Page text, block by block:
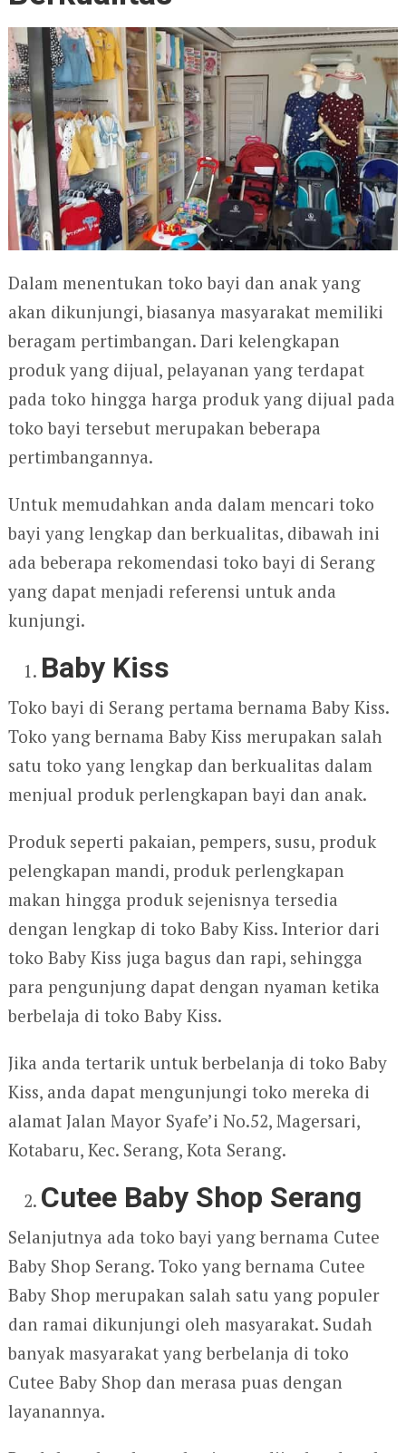
Dalam menentukan toko bayi dan anak yang
akan dikunjungi, biasanya masyarakat memiliki
beragam pertimbangan. Dari kelengkapan
produk yang dijual, pelayanan yang terdapat
pada toko hingga harga produk yang dijual pada
toko bayi tersebut merupakan beberapa
pertimbangannya.
Untuk memudahkan anda dalam mencari toko
bayi yang lengkap dan berkualitas, dibawah ini
ada beberapa rekomendasi toko bayi di Serang
yang dapat menjadi referensi untuk anda
kunjungi.
Baby Kiss
Toko bayi di Serang pertama bernama Baby Kiss.
Toko yang bernama Baby Kiss merupakan salah
satu toko yang lengkap dan berkualitas dalam
menjual produk perlengkapan bayi dan anak.
Produk seperti pakaian, pempers, susu, produk
pelengkapan mandi, produk perlengkapan
makan hingga produk sejenisnya tersedia
dengan lengkap di toko Baby Kiss. Interior dari
toko Baby Kiss juga bagus dan rapi, sehingga
para pengunjung dapat dengan nyaman ketika
berbelaja di toko Baby Kiss.
Jika anda tertarik untuk berbelanja di toko Baby
Kiss, anda dapat mengunjungi toko mereka di
alamat Jalan Mayor Syafe’i No.52, Magersari,
Kotabaru, Kec. Serang, Kota Serang.
Cutee Baby Shop Serang
Selanjutnya ada toko bayi yang bernama Cutee
Baby Shop Serang. Toko yang bernama Cutee
Baby Shop merupakan salah satu yang populer
dan ramai dikunjungi oleh masyarakat. Sudah
banyak masyarakat yang berbelanja di toko
Cutee Baby Shop dan merasa puas dengan
layanannya.